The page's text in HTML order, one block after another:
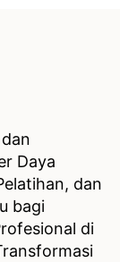
Daya
dan
bagi
di